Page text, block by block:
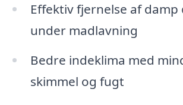
Effektiv fjernelse af damp
under madlavning
Bedre indeklima med
skimmel og fugt